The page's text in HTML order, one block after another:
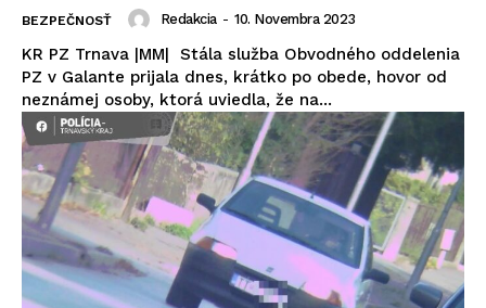
BEZPEČNOSŤ Redakcia - 10. Novembra 2023
KR PZ Trnava |MM| Stála služba Obvodného oddelenia
PZ v Galante prijala dnes, krátko po obede, hovor od
neznámej osoby, ktorá uviedla, že na...